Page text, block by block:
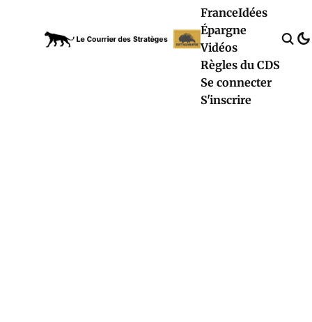
FranceIdées
Épargne
Vidéos
Règles du CDS
Se connecter
S'inscrire